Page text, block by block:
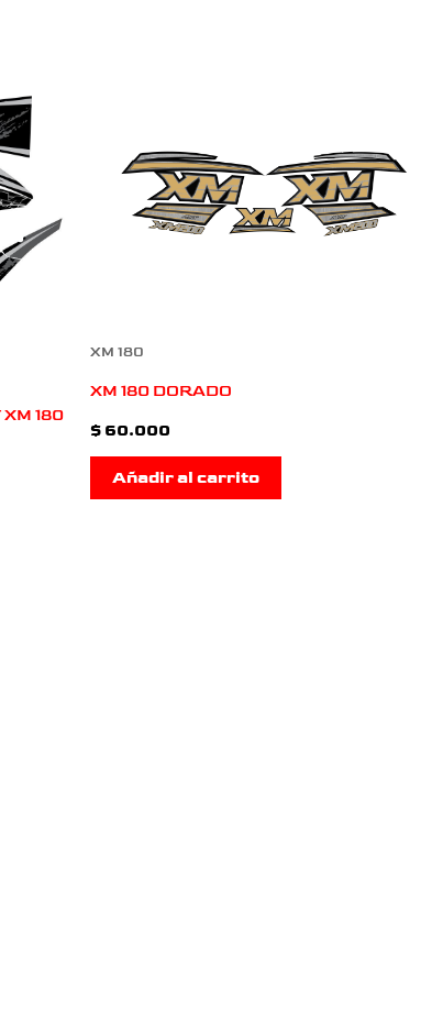
180
XM 180
XM 180 DORADO
$ 60.000
Añadir al carrito